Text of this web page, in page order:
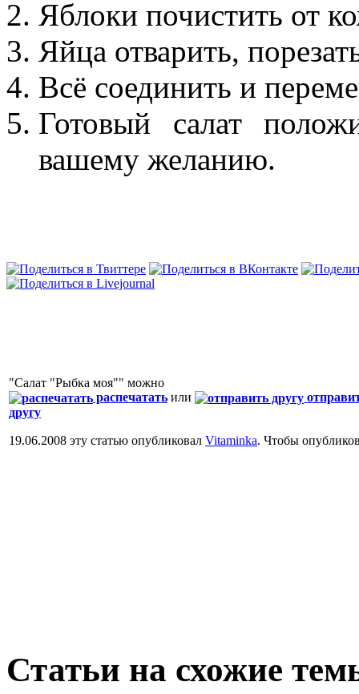
Яблоки почистить от
Яйца отварить,
Всё соединить и
Готовый салат
вашему желанию.
"Салат "Рыбка моя"" можно
распечатать или
другу
19.06.2008 эту статью опубликовал Vitaminka. Чтобы
Статьи на схожие